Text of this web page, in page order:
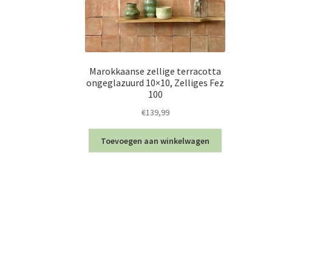
Marokkaanse zellige terracotta
ongeglazuurd 10×10, Zelliges Fez
100
€139,99
Toevoegen aan winkelwagen